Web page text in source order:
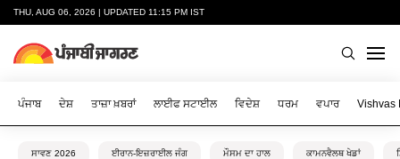
THU, AUG 06, 2026 | UPDATED 11:15 PM IST
ਪੰਜਾਬ ਦੇਸ਼ ਤਾਜ਼ਾ ਖ਼ਬਰਾਂ ਲਾਈਫ ਸਟਾਈਲ ਵਿਦੇਸ਼ ਧਰਮ ਵਪਾਰ Vishvas
ਸਾਵਣ 2026 ਈਰਾਨ-ਇਜ਼ਰਾਈਲ ਜੰਗ ਮੌਸਮ ਦਾ ਹਾਲ ਕਾਮਨਵੈਲਥ ਖੇਡਾਂ